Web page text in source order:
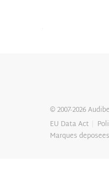
© 2007-2026
EU Data Act
Marques deposees